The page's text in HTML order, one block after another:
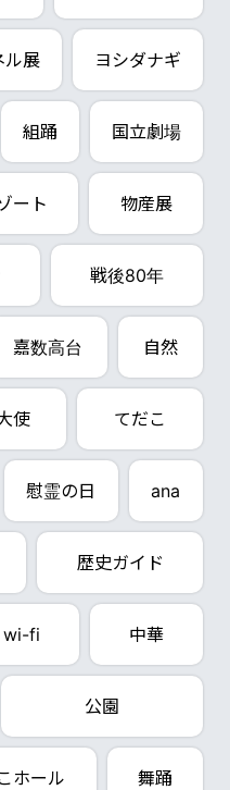
ル展 ヨシダナギ
組踊 国立劇場
ート 物産展
戦後80年
嘉数高台 自然
使 てだこ
慰霊の日 ana
歴史ガイド
wi-fi 中華
公園
ホール 舞踊